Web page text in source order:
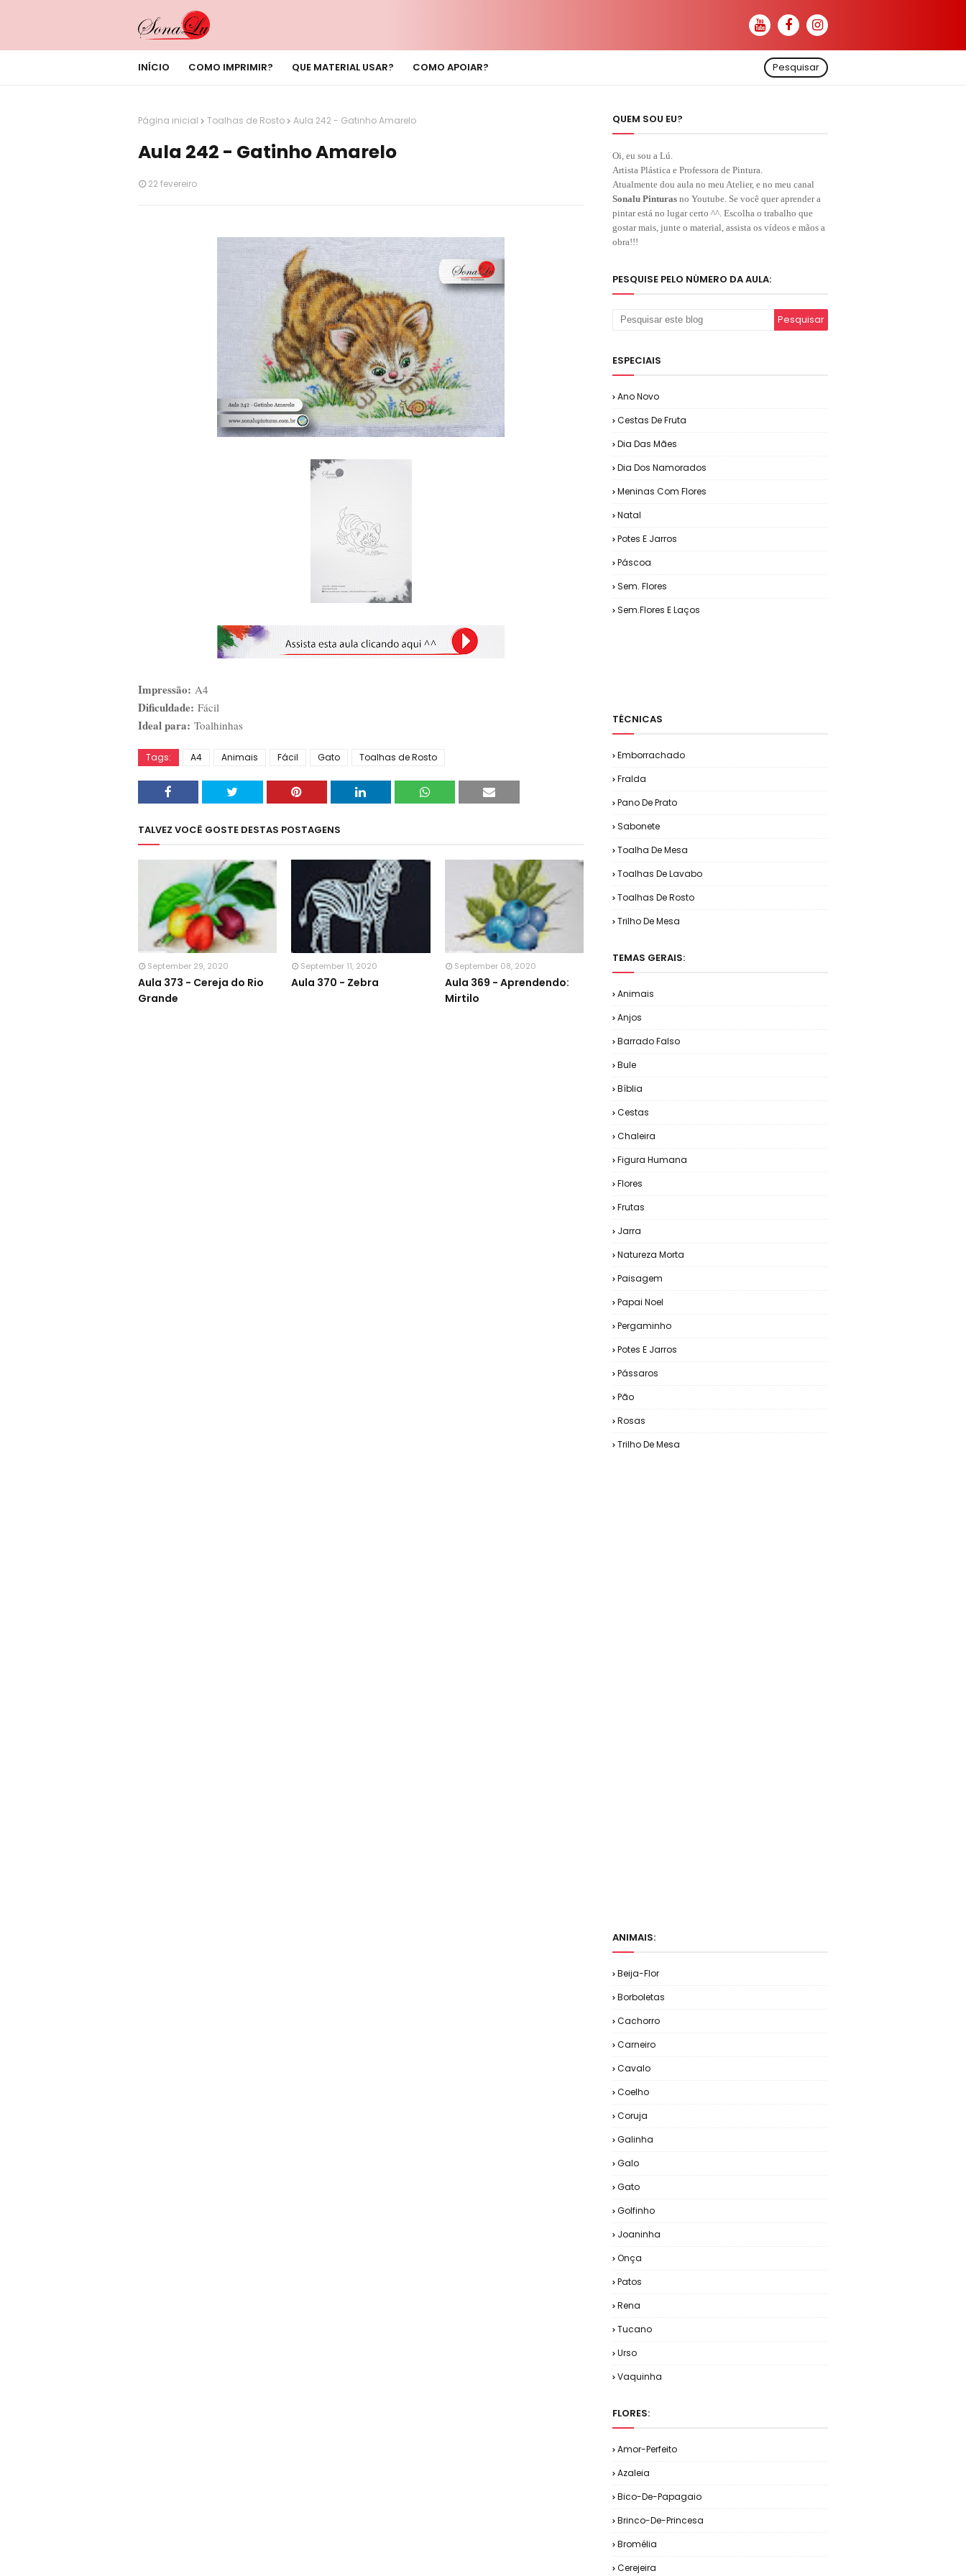
INÍCIO COMO IMPRIMIR? QUE MATERIAL USAR? COMO APOIAR? Pesquisar
Página inicial Toalhas de Rosto Aula 242 - Gatinho Amarelo
Aula 242 - Gatinho Amarelo
22 fevereiro
Impressão: A4
Dificuldade: Fácil
Ideal para: Toalhinhas
Tags: A4 Animais Fácil Gato Toalhas de Rosto
TALVEZ VOCÊ GOSTE DESTAS POSTAGENS
September 29, 2020
Aula 373 - Cereja do Rio
Grande
September 11, 2020
Aula 370 - Zebra
September 08, 2020
Aula 369 - Aprendendo:
Mirtilo
QUEM SOU EU?
Oi, eu sou a Lú.
Artista Plástica e Professora de Pintura.
Atualmente dou aula no meu Atelier, e no meu canal
Sonalu Pinturas no Youtube. Se você quer aprender a
pintar está no lugar certo ^^. Escolha o trabalho que
gostar mais, junte o material, assista os vídeos e mãos a
obra!!!
PESQUISE PELO NÚMERO DA AULA:
ESPECIAIS
Ano Novo
Cestas De Fruta
Dia Das Mães
Dia Dos Namorados
Meninas Com Flores
Natal
Potes E Jarros
Páscoa
Sem. Flores
Sem.Flores E Laços
TÉCNICAS
Emborrachado
Fralda
Pano De Prato
Sabonete
Toalha De Mesa
Toalhas De Lavabo
Toalhas De Rosto
Trilho De Mesa
TEMAS GERAIS:
Animais
Anjos
Barrado Falso
Bule
Bíblia
Cestas
Chaleira
Figura Humana
Flores
Frutas
Jarra
Natureza Morta
Paisagem
Papai Noel
Pergaminho
Potes E Jarros
Pássaros
Pão
Rosas
Trilho De Mesa
ANIMAIS:
Beija-Flor
Borboletas
Cachorro
Carneiro
Cavalo
Coelho
Coruja
Galinha
Galo
Gato
Golfinho
Joaninha
Onça
Patos
Rena
Tucano
Urso
Vaquinha
FLORES:
Amor-Perfeito
Azaleia
Bico-De-Papagaio
Brinco-De-Princesa
Bromélia
Cerejeira